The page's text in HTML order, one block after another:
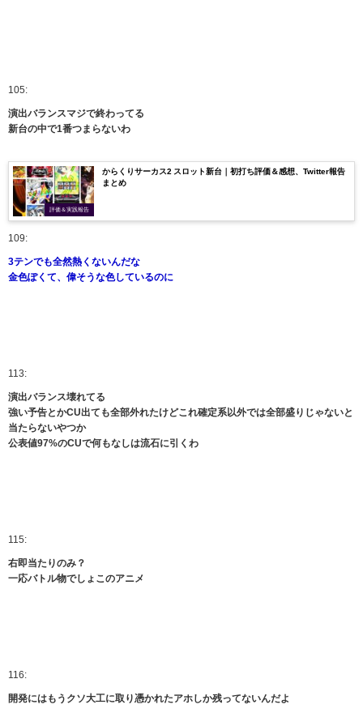
105:
演出バランスマジで終わってる
新台の中で1番つまらないわ
評価＆実践報告
からくりサーカス2 スロット新台｜初打ち評価＆感想、Twitter報告
まとめ
109:
3テンでも全然熱くないんだな
金色ぽくて、偉そうな色しているのに
113:
演出バランス壊れてる
強い予告とかCU出ても全部外れたけどこれ確定系以外では全部盛りじゃないと
当たらないやつか
公表値97%のCUで何もなしは流石に引くわ
115:
右即当たりのみ？
一応バトル物でしょこのアニメ
116:
開発にはもうクソ大工に取り憑かれたアホしか残ってないんだよ